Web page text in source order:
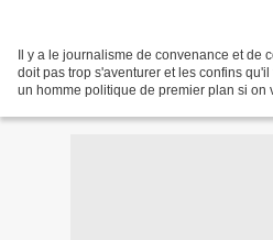
Il y a le journalisme de convenance et de
doit pas trop s'aventurer et les confins
un homme politique de premier plan si on